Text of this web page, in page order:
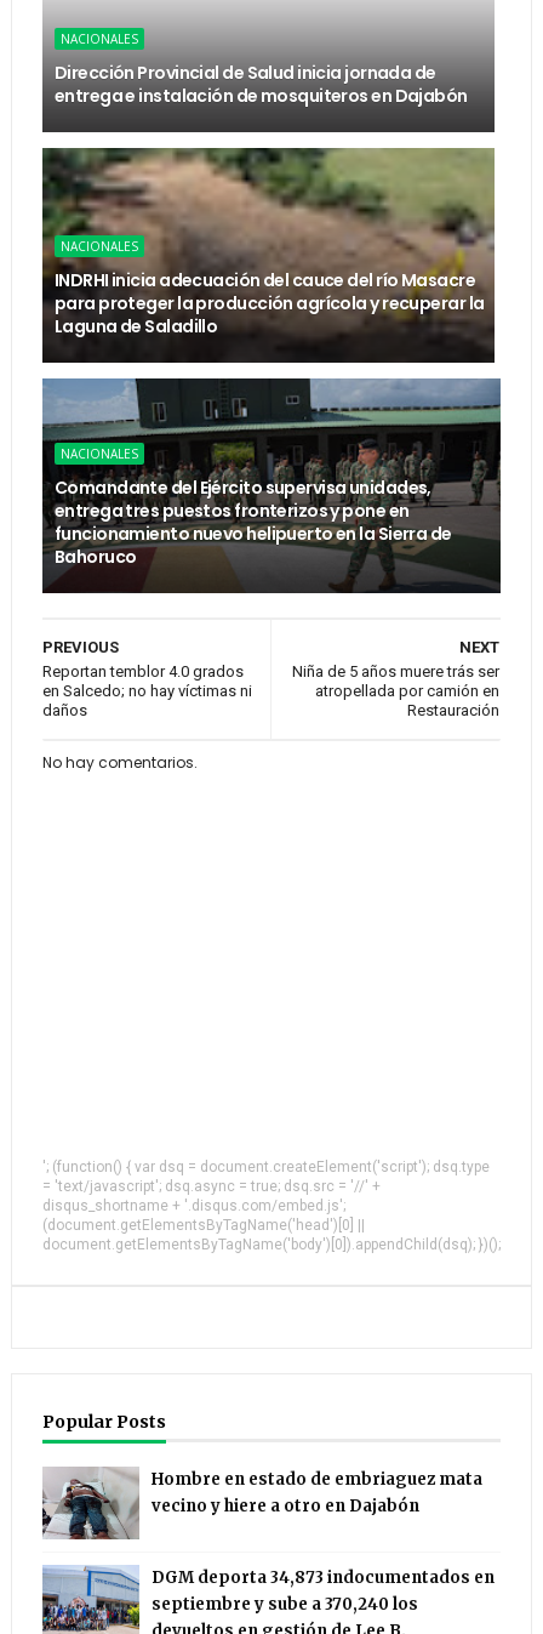
NACIONALES
Dirección Provincial de Salud inicia jornada de
entrega e instalación de mosquiteros en Dajabón
NACIONALES
INDRHI inicia adecuación del cauce del río Masacre
para proteger la producción agrícola y recuperar la
Laguna de Saladillo
NACIONALES
Comandante del Ejército supervisa unidades,
entrega tres puestos fronterizos y pone en
funcionamiento nuevo helipuerto en la Sierra de
Bahoruco
NEXT
Niña de 5 años muere trás ser
atropellada por camión en
Restauración
PREVIOUS
Reportan temblor 4.0 grados
en Salcedo; no hay víctimas ni
daños
No hay comentarios.
'; (function() { var dsq = document.createElement('script'); dsq.type
= 'text/javascript'; dsq.async = true; dsq.src = '//' +
disqus_shortname + '.disqus.com/embed.js';
(document.getElementsByTagName('head')[0] ||
document.getElementsByTagName('body')[0]).appendChild(dsq); })();
Popular Posts
Hombre en estado de embriaguez mata
vecino y hiere a otro en Dajabón
DGM deporta 34,873 indocumentados en
septiembre y sube a 370,240 los